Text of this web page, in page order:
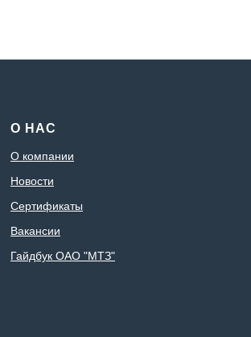
О НАС
О компании
Новости
Сертификаты
Вакансии
Гайдбук ОАО "МТЗ"